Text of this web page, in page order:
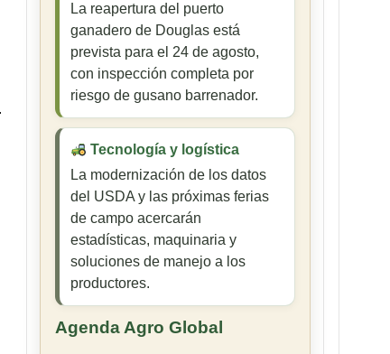
La reapertura del puerto
ganadero de Douglas está
prevista para el 24 de agosto,
con inspección completa por
riesgo de gusano barrenador.
Tecnología y logística
La modernización de los datos
del USDA y las próximas ferias
de campo acercarán
estadísticas, maquinaria y
soluciones de manejo a los
productores.
Agenda Agro Global